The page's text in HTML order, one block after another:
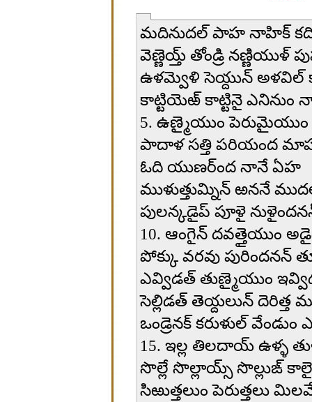
మదినుదల్ పాహ నాహిక్
వెణ్ణెయ్త్ తోండ్రి నణ్ణియుళ్
ఉళమ్వెళి సెయ్దున్ అళవిల్
కాట్టియెఱ్ కాట్టినై ఎనినుం
5. ఉణ్మైయుం పెరుమైయుం
పాదాళ సత్తి పరియంద
ఓది యుణర్ంద నానే ఏహ
ముళుత్తుమ్నిన్ ఱననే
పులన్కడైప్ పూళై
10. ఆంగైన్ దవత్తైయుం
పోక్కు వరవు పురిందనన్
ఎవ్విడత్ తుణ్మైయుం
సెల్లిడత్ తెయ్దలున్ దెరిత్త
ఒండ్రెనక్ కరుళుల్ వేండుం
15. ఇల్ల తిలదాయ్ ఉళ్ళ
సొల్లే సొల్లాయ్స్ సొల్లుఙ్
సిఱుత్తలుం పెరుత్తలు